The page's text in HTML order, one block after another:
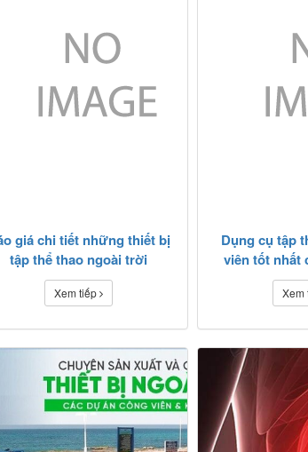
giá chi tiết những thiết bị
tập thể thao ngoài trời
Xem tiếp
Dụng cụ tập
viên tốt nhất